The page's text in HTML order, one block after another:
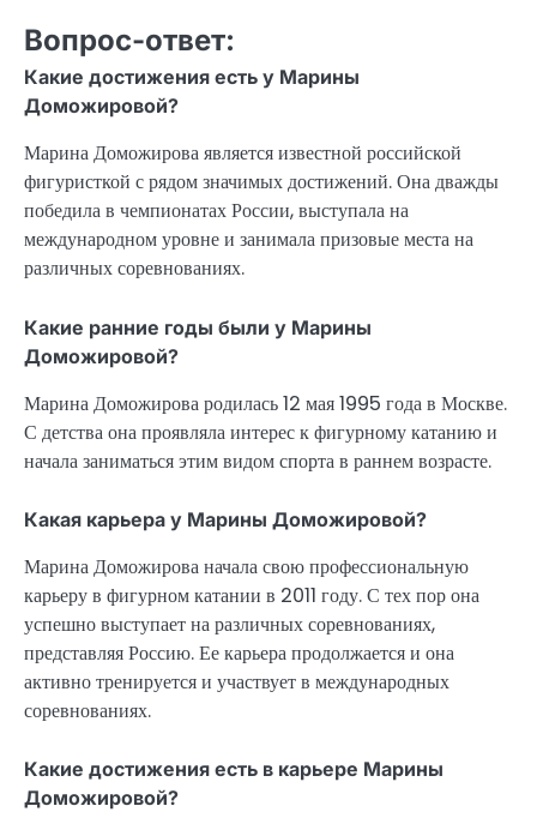
Вопрос-ответ:
Какие достижения есть у Марины
Доможировой?
Марина Доможирова является известной российской
фигуристкой с рядом значимых достижений. Она дважды
победила в чемпионатах России, выступала на
международном уровне и занимала призовые места на
различных соревнованиях.
Какие ранние годы были у Марины
Доможировой?
Марина Доможирова родилась 12 мая 1995 года в Москве.
С детства она проявляла интерес к фигурному катанию и
начала заниматься этим видом спорта в раннем возрасте.
Какая карьера у Марины Доможировой?
Марина Доможирова начала свою профессиональную
карьеру в фигурном катании в 2011 году. С тех пор она
успешно выступает на различных соревнованиях,
представляя Россию. Ее карьера продолжается и она
активно тренируется и участвует в международных
соревнованиях.
Какие достижения есть в карьере Марины
Доможировой?